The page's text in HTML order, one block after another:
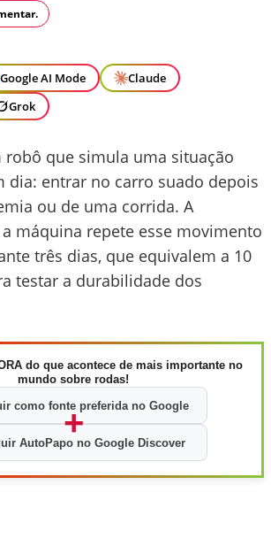
Google AI Mode
Claude
Grok
robô que simula uma situação
dia: entrar no carro suado depois
ou de uma corrida. A
máquina repete esse movimento
três dias, que equivalem a 10
testar a durabilidade dos
do que acontece de mais importante no
mundo sobre rodas!
como fonte preferida no Google
+
AutoPapo no Google Discover